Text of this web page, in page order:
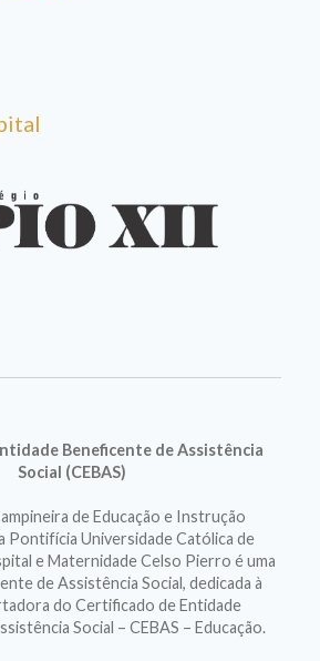
Beneficente de Assistência
Social (CEBAS)
de Educação e Instrução
Pontifícia Universidade Católica de
e Maternidade Celso Pierro é uma
de Assistência Social, dedicada à
do Certificado de Entidade
Social – CEBAS – Educação.